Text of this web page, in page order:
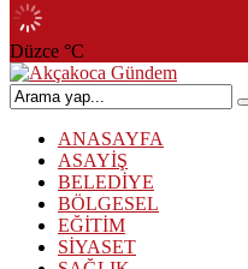
Düzce °C
ANASAYFA
ASAYİŞ
BELEDİYE
BÖLGESEL
EĞİTİM
SİYASET